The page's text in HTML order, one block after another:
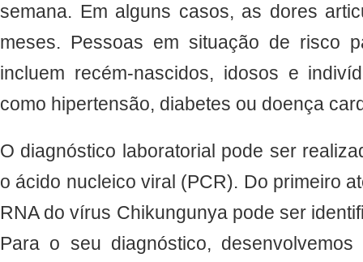
semana. Em alguns casos, as dores
meses. Pessoas em situação de risco
incluem recém-nascidos, idosos e
como hipertensão, diabetes ou doença
O diagnóstico laboratorial pode ser
o ácido nucleico viral (PCR). Do primeiro
RNA do vírus Chikungunya pode ser
Para o seu diagnóstico,